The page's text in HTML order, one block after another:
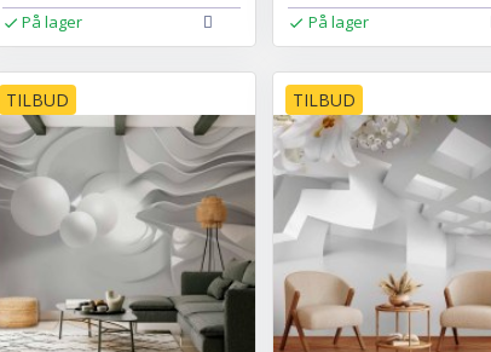
På lager På lager
TILBUD TILBUD